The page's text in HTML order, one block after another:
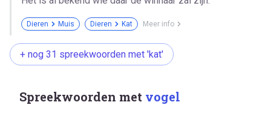
Dieren Muis Dieren Kat Meer info
+ nog 31 spreekwoorden met 'kat'
Spreekwoorden met vogel